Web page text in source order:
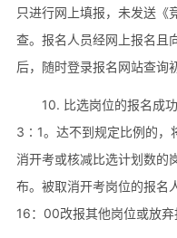
只进行网上填报，未发送《
查。报名人员经网上报名且
后，随时登录报名网站查询
10. 比选岗位的报名成
3∶1。达不到规定比例的，
消开考或核减比选计划数的
布。被取消开考岗位的报
16：00改报其他岗位或放弃